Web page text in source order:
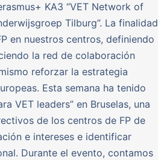
KA3 “VET Network of
Tilburg”. La finalidad
en nuestros centros, definiendo
la red de colaboración
reforzar la estrategia
Esta semana ha tenido
VET leaders” en Bruselas, una
de los centros de FP de
e intereses e identificar
Durante el evento, contamos